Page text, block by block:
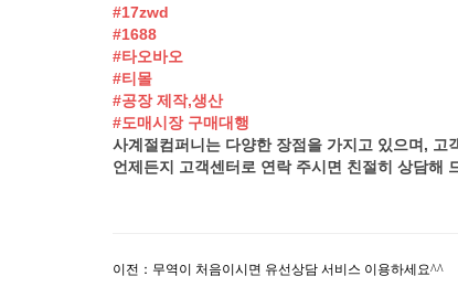
#17zwd
#1688
#타오바오
#티몰
#공장 제작,생산
#도매시장 구매대행
사계절컴퍼니는 다양한 장점을 가지고 있으며, 고
언제든지 고객센터로 연락 주시면 친절히 상담해
이전： 무역이 처음이시면 유선상담 서비스 이용하세요^^